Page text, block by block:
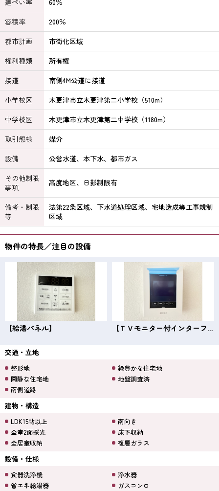
建ぺい率
60％
容積率
200％
都市計画
市街化区域
権利種類
所有権
接道
南側4M公道に接道
小学校区
木更津市立木更津第二小学校（510m）
中学校区
木更津市立木更津第二中学校（1180m）
取引態様
媒介
設備
公営水道、本下水、都市ガス
その他制限
事項
高度地区、日影制限有
備考・制限
等
法第22条区域、下水道処理区域、宅地造成等工事規制
区域
物件の特長／注目の設備
【給湯パネル】 【ＴＶモニター付インターフォン】
交通・立地
整形地
緑豊かな住宅地
閑静な住宅地
地盤調査済
南側道路
建物・構造
LDK15帖以上
南向き
全室2面採光
床下収納
全居室収納
複層ガラス
設備・仕様
食器洗浄機
浄水器
省エネ給湯器
ガスコンロ